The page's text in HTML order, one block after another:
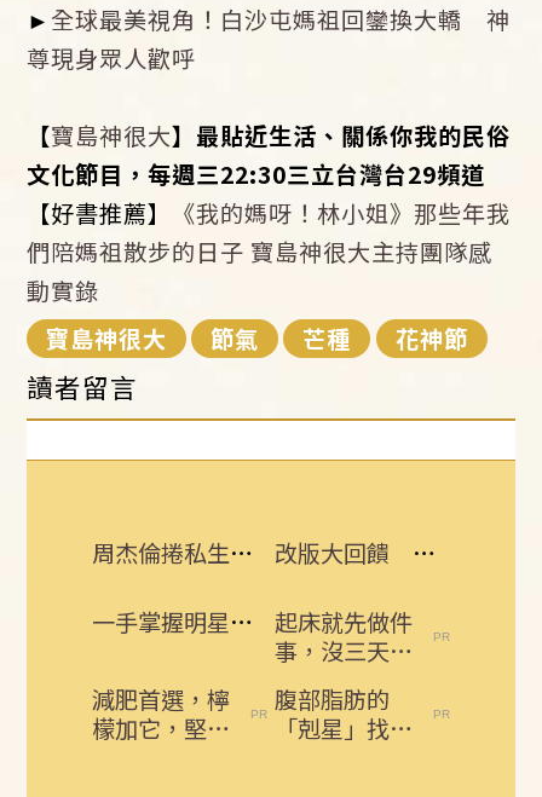
► 全球最美視角！白沙屯媽祖回鑾換大轎 神
尊現身眾人歡呼
【寶島神很大】最貼近生活、關係你我的民俗
文化節目，每週三22:30三立台灣台29頻道
【好書推薦】
《我的媽呀！林小姐》那些年我
們陪媽祖散步的日子 寶島神很大主持團隊感
動實錄
寶島神很大
節氣 芒種 花神節
讀者留言
周杰倫捲私生子風波 公司杰威爾發聲了 改版大回饋 熱門3C大獎接力送
一手掌握明星動態 即刻下載娛樂星聞APP
起床就先做件
事，沒三天小
腹就不見了!
肚子一天天變
小！
減肥首選，檸
檬加它，堅持
腹部脂肪的
「剋星」找到